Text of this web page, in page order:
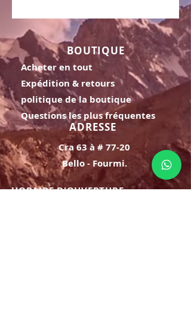
BOUTIQUE
Acheter en tout
Expédition & retours
politique de la boutique
Questions les plus fréquentes
ADRESSE
Cra 63 à # 77-20
Bello - Fourmi.
HORAIRE D'OUVERTURE